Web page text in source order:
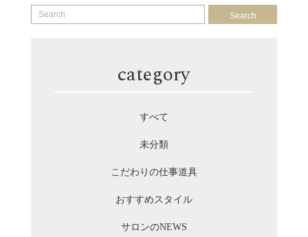
Search
category
すべて
未分類
こだわりの仕事道具
おすすめスタイル
サロンのNEWS